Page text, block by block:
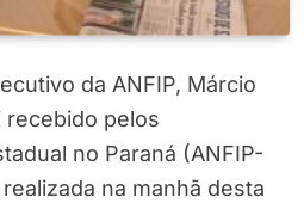
da ANFIP, Márcio
recebido pelos
no Paraná (ANFIP-
na manhã desta